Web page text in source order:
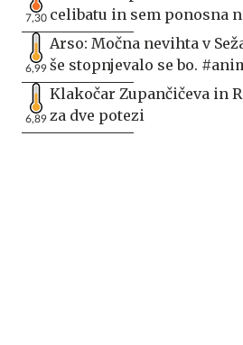
7,30 celibatu in sem ponosna
6,99
Arso: Močna nevihta v
še stopnjevalo se bo.
6,89
Klakočar Zupančičeva in
za dve potezi